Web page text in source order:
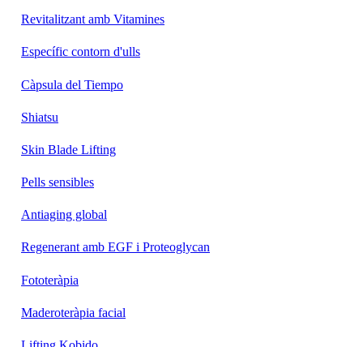
Revitalitzant amb Vitamines
Específic contorn d'ulls
Càpsula del Tiempo
Shiatsu
Skin Blade Lifting
Pells sensibles
Antiaging global
Regenerant amb EGF i Proteoglycan
Fototeràpia
Maderoteràpia facial